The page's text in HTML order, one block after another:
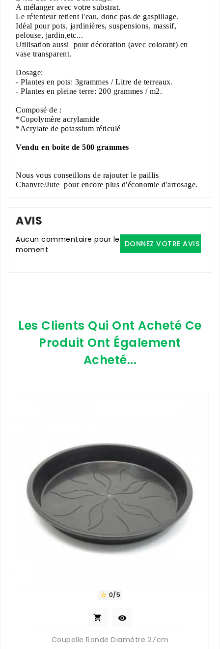
A mélanger avec votre substrat.
Le rétenteur retient l'eau, donc pas de gaspillage.
Idéal pour pots, jardinières, suspensions, massif,
pelouse, jardin,etc...
Utilisation aussi pour décoration (avec colorant) en
vase transparent.
Dosage:
- Plantes en pots: 3grammes / Litre de terreaux.
- Plantes en pleine terre: 200 grammes / m2.
Composé de :
*Copolymère acrylamide
*Acrylate de potassium réticulé
Vendu en boite de 500 grammes
Nous vous conseillons de rajouter le paillis
Chanvre/Jute pour encore plus d'économie d'arrosage.
AVIS
DONNEZ VOTRE AVIS
Aucun commentaire pour le
moment
Les Clients Qui Ont Acheté Ce
Produit Ont Également
Acheté...
 0/5
 
Coupelle Ronde Diamètre 27cm